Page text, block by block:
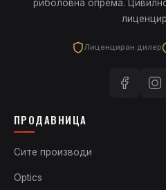
риболовна опрема.
Лиценциран дилер
ПРОДАВНИЦА
Сите производи
Optics